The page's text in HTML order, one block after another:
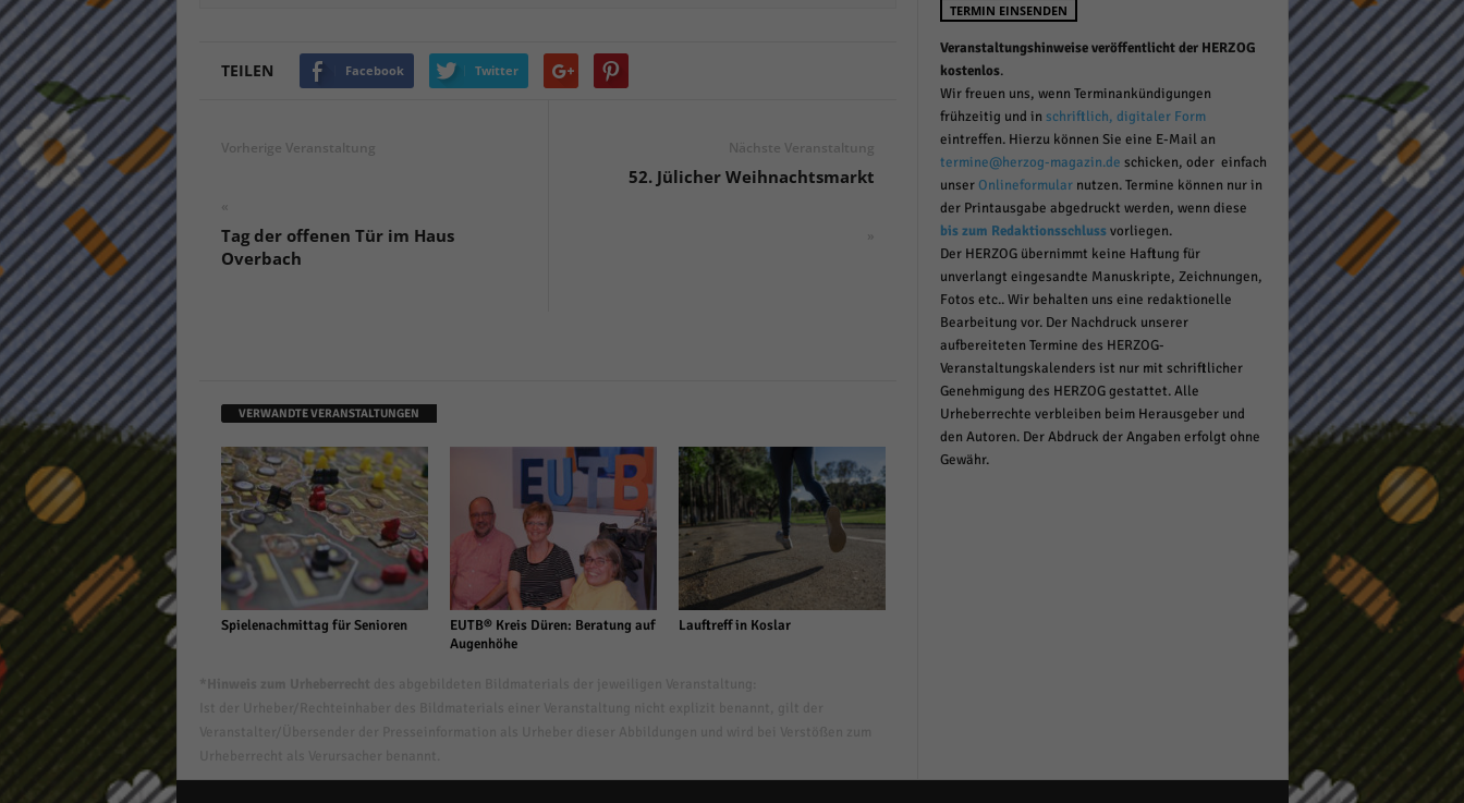
TEILEN Facebook Twitter
Vorherige Veranstaltung
«
Tag der offenen Tür im Haus
Overbach
Nächste Veranstaltung
52. Jülicher Weihnachtsmarkt
»
VERWANDTE VERANSTALTUNGEN
Spielenachmittag für Senioren
EUTB® Kreis Düren: Beratung auf
Augenhöhe
Lauftreff in Koslar
TERMIN EINSENDEN
Veranstaltungshinweise veröffentlicht der HERZOG
kostenlos.
Wir freuen uns, wenn Terminankündigungen
frühzeitig und in schriftlich, digitaler Form
eintreffen. Hierzu können Sie eine E-Mail an
termine@herzog-magazin.de schicken, oder einfach
unserOnlineformularnutzen. Termine können nur in
der Printausgabe abgedruckt werden, wenn diese
bis zum Redaktionsschlussvorliegen.
Der HERZOG übernimmt keine Haftung für
unverlangt eingesandte Manuskripte, Zeichnungen,
Fotos etc.. Wir behalten uns eine redaktionelle
Bearbeitung vor. Der Nachdruck unserer
aufbereiteten Termine des HERZOG-
Veranstaltungskalenders ist nur mit schriftlicher
Genehmigung des HERZOG gestattet. Alle
Urheberrechte verbleiben beim Herausgeber und
den Autoren. Der Abdruck der Angaben erfolgt ohne
Gewähr.